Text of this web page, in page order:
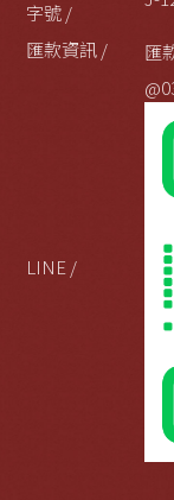
字號 /
匯款資訊 / 匯
LINE /